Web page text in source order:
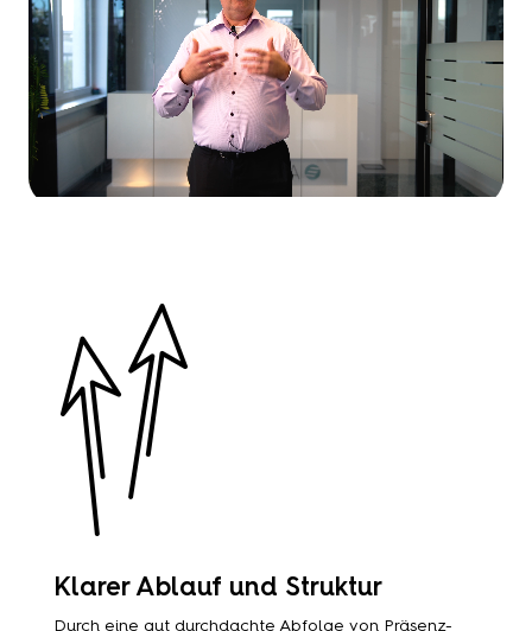
Klarer Ablauf und Struktur
Durch eine gut durchdachte Abfolge von Präsenz-